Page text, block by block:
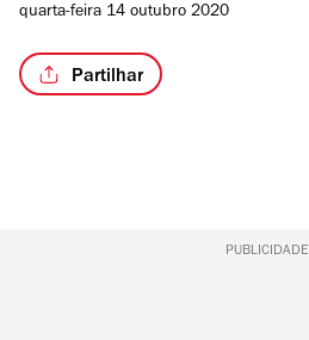
quarta-feira 14 outubro 2020
Partilhar
PUBLICIDADE